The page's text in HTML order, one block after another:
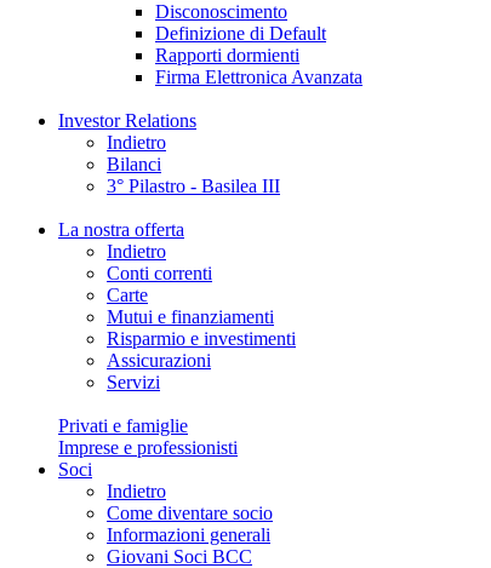
Disconoscimento
Definizione di Default
Rapporti dormienti
Firma Elettronica Avanzata
Investor Relations
Indietro
Bilanci
3° Pilastro - Basilea III
La nostra offerta
Indietro
Conti correnti
Carte
Mutui e finanziamenti
Risparmio e investimenti
Assicurazioni
Servizi
Privati e famiglie
Imprese e professionisti
Soci
Indietro
Come diventare socio
Informazioni generali
Giovani Soci BCC